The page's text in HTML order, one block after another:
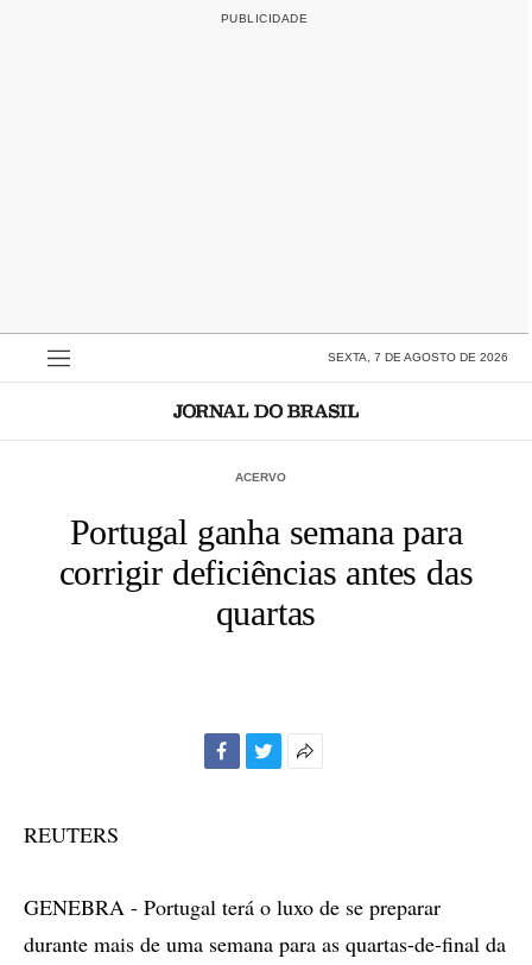
SEXTA, 7 DE AGOSTO DE 2026
ACERVO
Portugal ganha semana para
corrigir deficiências antes das
quartas
REUTERS
GENEBRA - Portugal terá o luxo de se preparar
durante mais de uma semana para as quartas-de-final da